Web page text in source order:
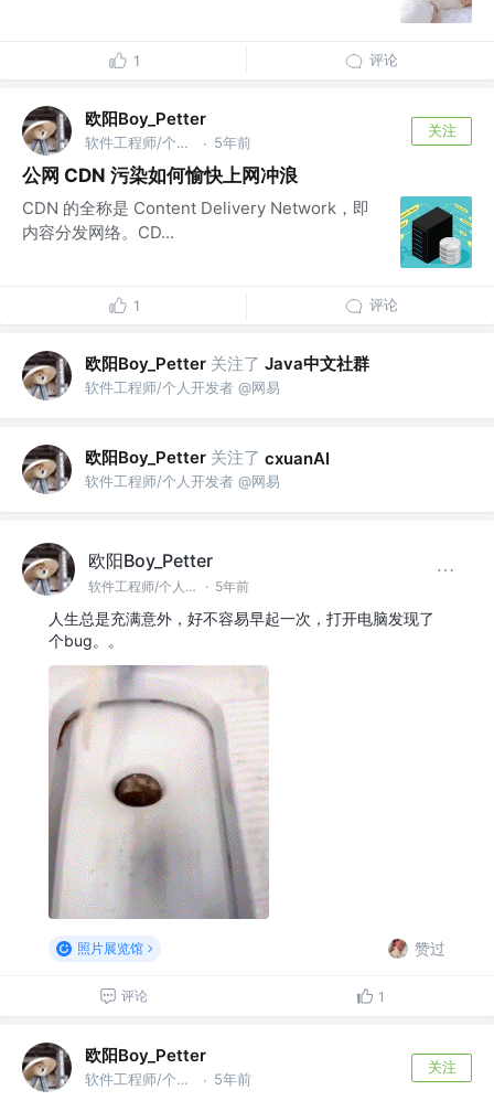
1 评论
欧阳Boy_Petter
软件工程师/个人开发者 @网易 · 5年前
关注
公网 CDN 污染如何愉快上网冲浪
CDN 的全称是 Content Delivery Network，即
内容分发网络。CD...
1 评论
欧阳Boy_Petter 关注了 Java中文社群
软件工程师/个人开发者 @网易
欧阳Boy_Petter 关注了 cxuanAI
软件工程师/个人开发者 @网易
欧阳Boy_Petter
软件工程师/个人开发者 @网易 · 5年前
人生总是充满意外，好不容易早起一次，打开电脑发现了
个bug。。
照片展览馆 赞过
评论 1
欧阳Boy_Petter
软件工程师/个人开发者 @网易 · 5年前
关注